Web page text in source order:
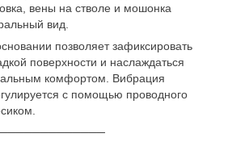
вены на стволе и мошонка
вид.
позволяет зафиксировать
поверхности и наслаждаться
комфортом. Вибрация
с помощью проводного